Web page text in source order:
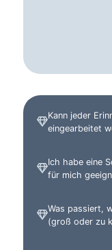
Kann jeder
eingearbeitet
Ich habe eine
für mich
Was passiert,
(groß oder zu